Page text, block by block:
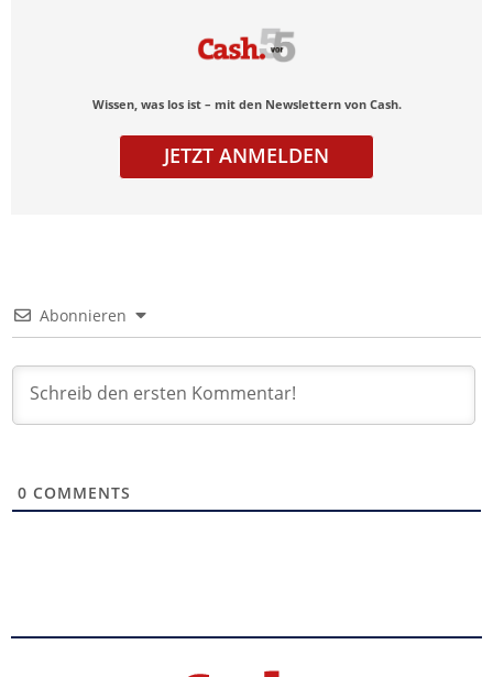
Wissen, was los ist – mit den Newslettern von Cash.
JETZT ANMELDEN
Abonnieren
0 COMMENTS